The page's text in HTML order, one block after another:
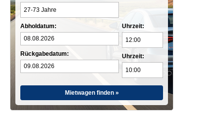
Abholdatum:
Rückgabedatum:
Uhrzeit:
Uhrzeit:
Mietwagen finden »